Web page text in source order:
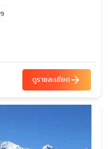
ดูรายละเอียดarrow_forward